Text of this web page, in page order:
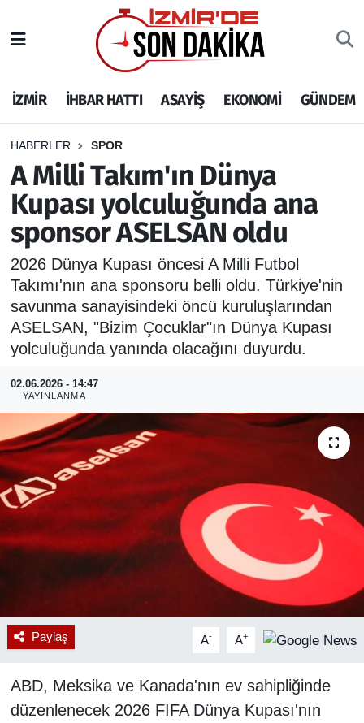
İZMİR İHBAR HATTI ASAYİŞ EKONOMİ GÜNDEM
HABERLER SPOR
A Milli Takım'ın Dünya
Kupası yolculuğunda ana
sponsor ASELSAN oldu
2026 Dünya Kupası öncesi A Milli Futbol
Takımı'nın ana sponsoru belli oldu. Türkiye'nin
savunma sanayisindeki öncü kuruluşlarından
ASELSAN, "Bizim Çocuklar"ın Dünya Kupası
yolculuğunda yanında olacağını duyurdu.
02.06.2026 - 14:47
YAYINLANMA
Paylaş A- A+
ABD, Meksika ve Kanada'nın ev sahipliğinde
düzenlenecek 2026 FIFA Dünya Kupası'nın
İHBAR HATTI
DEPREM
GENEL
EKONOMİ
SİYASET
SPOR
ASAYİŞ
RESMİ REKLAM
İzmir Nöbetçi Eczaneler
İzmir Hava Durumu
İzmir Namaz Vakitleri
İzmir Trafik Yoğunluk Haritası
Puan Durumu ve Fikstür
Tüm Manşetler
Son Dakika Haberleri
Haber Arşivi